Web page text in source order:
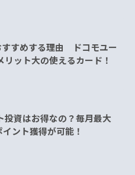
すめする理由 ドコモユー
リット大の使えるカード！
投資はお得なの？毎月最大
ント獲得が可能！